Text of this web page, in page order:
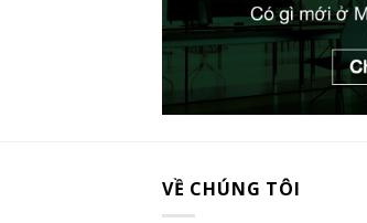
VỀ CHÚNG TÔI